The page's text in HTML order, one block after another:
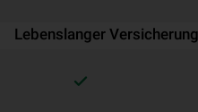
Lebenslanger